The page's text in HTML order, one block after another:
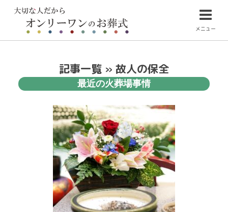
メニュー
記事一覧 » 故人の保全
最近の火葬場事情